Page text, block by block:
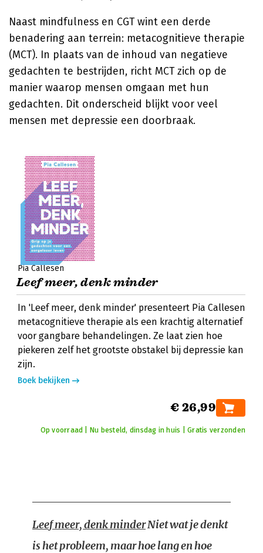
Naast mindfulness en CGT wint een derde
benadering aan terrein: metacognitieve therapie
(MCT). In plaats van de inhoud van negatieve
gedachten te bestrijden, richt MCT zich op de
manier waarop mensen omgaan met hun
gedachten. Dit onderscheid blijkt voor veel
mensen met depressie een doorbraak.
Pia Callesen
Leef meer, denk minder
In 'Leef meer, denk minder' presenteert Pia Callesen
metacognitieve therapie als een krachtig alternatief
voor gangbare behandelingen. Ze laat zien hoe
piekeren zelf het grootste obstakel bij depressie kan
zijn.
Boek bekijken
€ 26,99
Op voorraad | Nu besteld, dinsdag in huis | Gratis verzonden
Leef meer, denk minderNiet wat je denkt
is het probleem, maar hoe lang en hoe